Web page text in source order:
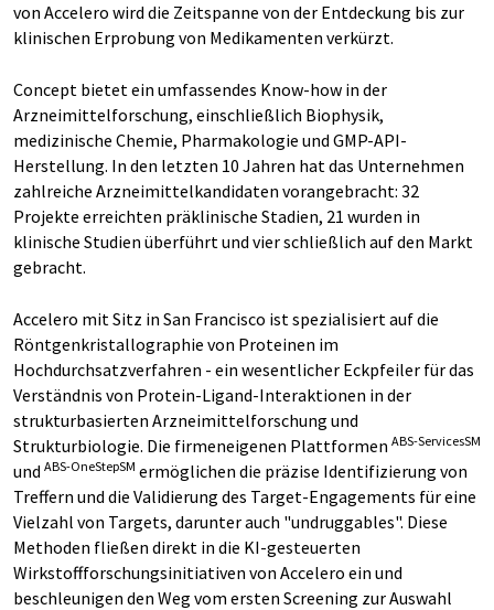
von Accelero wird die Zeitspanne von der Entdeckung bis zur
klinischen Erprobung von Medikamenten verkürzt.
Concept bietet ein umfassendes Know-how in der
Arzneimittelforschung, einschließlich Biophysik,
medizinische Chemie, Pharmakologie und GMP-API-
Herstellung. In den letzten 10 Jahren hat das Unternehmen
zahlreiche Arzneimittelkandidaten vorangebracht: 32
Projekte erreichten präklinische Stadien, 21 wurden in
klinische Studien überführt und vier schließlich auf den Markt
gebracht.
Accelero mit Sitz in San Francisco ist spezialisiert auf die
Röntgenkristallographie von Proteinen im
Hochdurchsatzverfahren - ein wesentlicher Eckpfeiler für das
Verständnis von Protein-Ligand-Interaktionen in der
strukturbasierten Arzneimittelforschung und
Strukturbiologie. Die firmeneigenen Plattformen ABS-ServicesSM
und ABS-OneStepSM ermöglichen die präzise Identifizierung von
Treffern und die Validierung des Target-Engagements für eine
Vielzahl von Targets, darunter auch "undruggables". Diese
Methoden fließen direkt in die KI-gesteuerten
Wirkstoffforschungsinitiativen von Accelero ein und
beschleunigen den Weg vom ersten Screening zur Auswahl